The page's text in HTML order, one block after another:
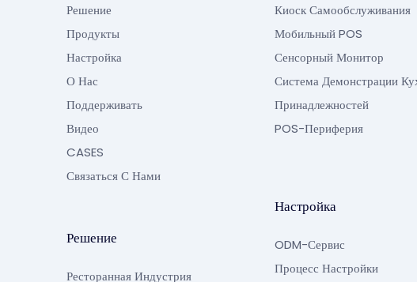
Решение
Продукты
Настройка
О Нас
Поддерживать
Видео
CASES
Связаться С Нами
Решение
Ресторанная Индустрия
Киоск Самообслуживания
Мобильный POS
Сенсорный Монитор
Система Демонстрации
Принадлежностей
POS-Периферия
Настройка
ODM-Сервис
Процесс Настройки